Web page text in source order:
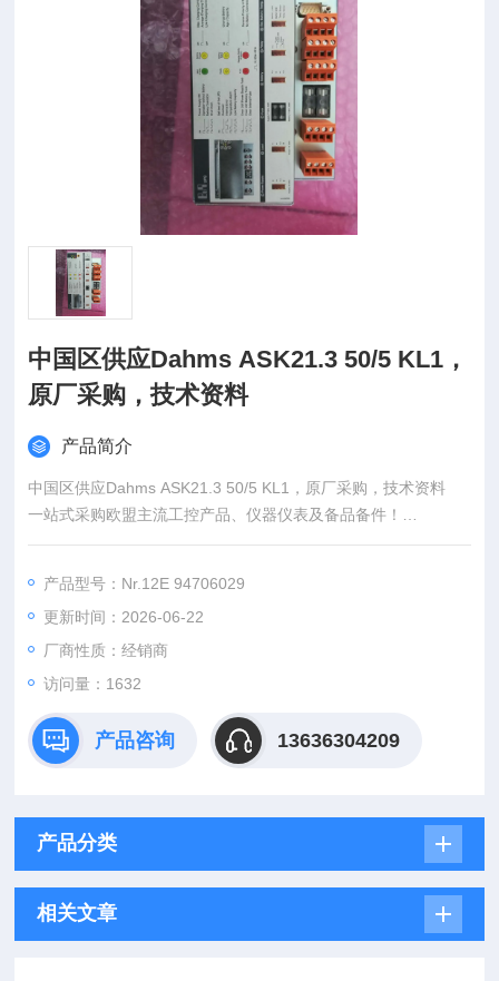
中国区供应Dahms ASK21.3 50/5 KL1，
原厂采购，技术资料
产品简介
中国区供应Dahms ASK21.3 50/5 KL1，原厂采购，技术资料
一站式采购欧盟主流工控产品、仪器仪表及备品备件！
（总部德国，源头采购，一手货源）
：（24小时在线）
（Z满意的价格）
：www@
产品型号：Nr.12E 94706029
更新时间：2026-06-22
厂商性质：经销商
访问量：1632
产品咨询 13636304209
产品分类
相关文章